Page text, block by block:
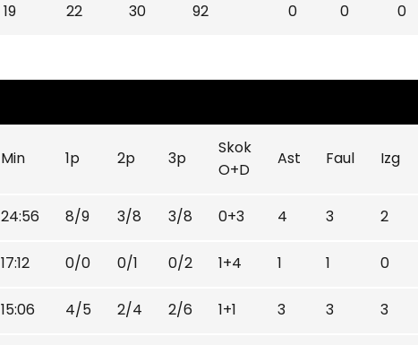
19 22 30 92 0 0 0
Min 1p 2p 3p
Skok
O+D
Ast Faul Izg
24:56 8/9 3/8 3/8 0+3 4 3 2
17:12 0/0 0/1 0/2 1+4 1 1 0
15:06 4/5 2/4 2/6 1+1 3 3 3